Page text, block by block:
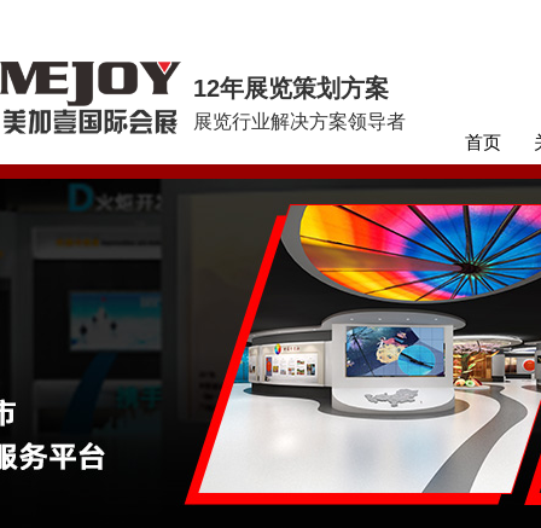
12年展览策划方案
展览行业解决方案领导者
首页